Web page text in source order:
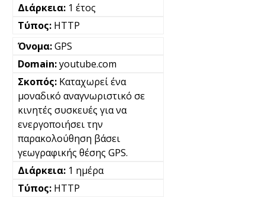
1 έτος
HTTP
GPS
youtube.com
Καταχωρεί ένα
μοναδικό αναγνωριστικό σε
κινητές συσκευές για να
ενεργοποιήσει την
παρακολούθηση βάσει
γεωγραφικής θέσης GPS.
1 ημέρα
HTTP